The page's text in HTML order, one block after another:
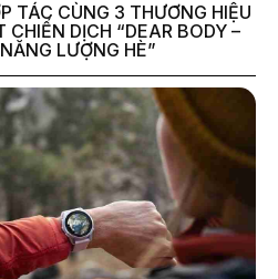
TÁC CÙNG 3 THƯƠNG HIỆU
DỊCH “DEAR BODY –
LƯỢNG HÈ”